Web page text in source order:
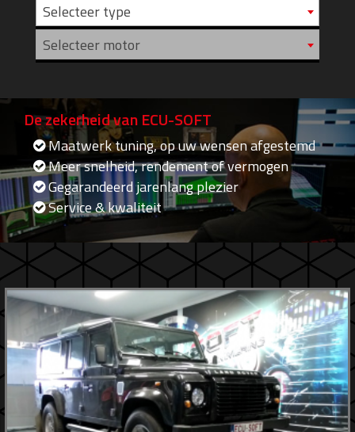
Selecteer type
Selecteer motor
De zekerheid van ECU-SOFT
Maatwerk tuning, op uw wensen afgestemd
Meer snelheid, rendement of vermogen
Gegarandeerd jarenlang plezier
Service & kwaliteit